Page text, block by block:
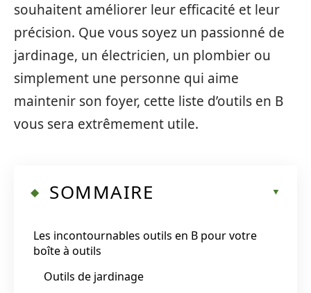
souhaitent améliorer leur efficacité et leur
précision. Que vous soyez un passionné de
jardinage, un électricien, un plombier ou
simplement une personne qui aime
maintenir son foyer, cette liste d’outils en B
vous sera extrêmement utile.
SOMMAIRE
Les incontournables outils en B pour votre
boîte à outils
Outils de jardinage